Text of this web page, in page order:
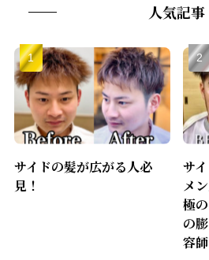
人気記事
サイドの髪が広がる人必
見！
サ
メ
極
の
容師